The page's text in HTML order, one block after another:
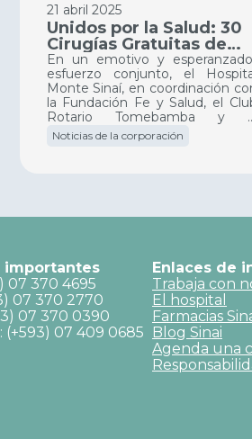
21 abril 2025
Unidos por la Salud: 30
Cirugías Gratuitas de
Cadera para Nuestra
Comunidad
En un emotivo y
esfuerzo conjunto, el
Monte Sinaí, en coordinación
la Fundación Fe y Salud, el
Rotario Tomebamba y
Fundación Walk de Canadá, ha
llevado a cabo con éxito 30
Noticias de la corporación
importantes
07 370 4695
07 370 2770
07 370 0390
(+593) 07 409 0685
Enlaces de
Trabaja con
El hospital
Farmacias
Blog Sinai
Agenda una